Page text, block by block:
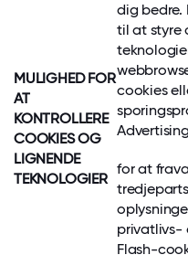
MULIGHED FOR
AT
KONTROLLERE
COOKIESOG
LIGNENDE
TEKNOLOGIER
dig
til at styre
cookies
for at
privatlivs-
Flash-